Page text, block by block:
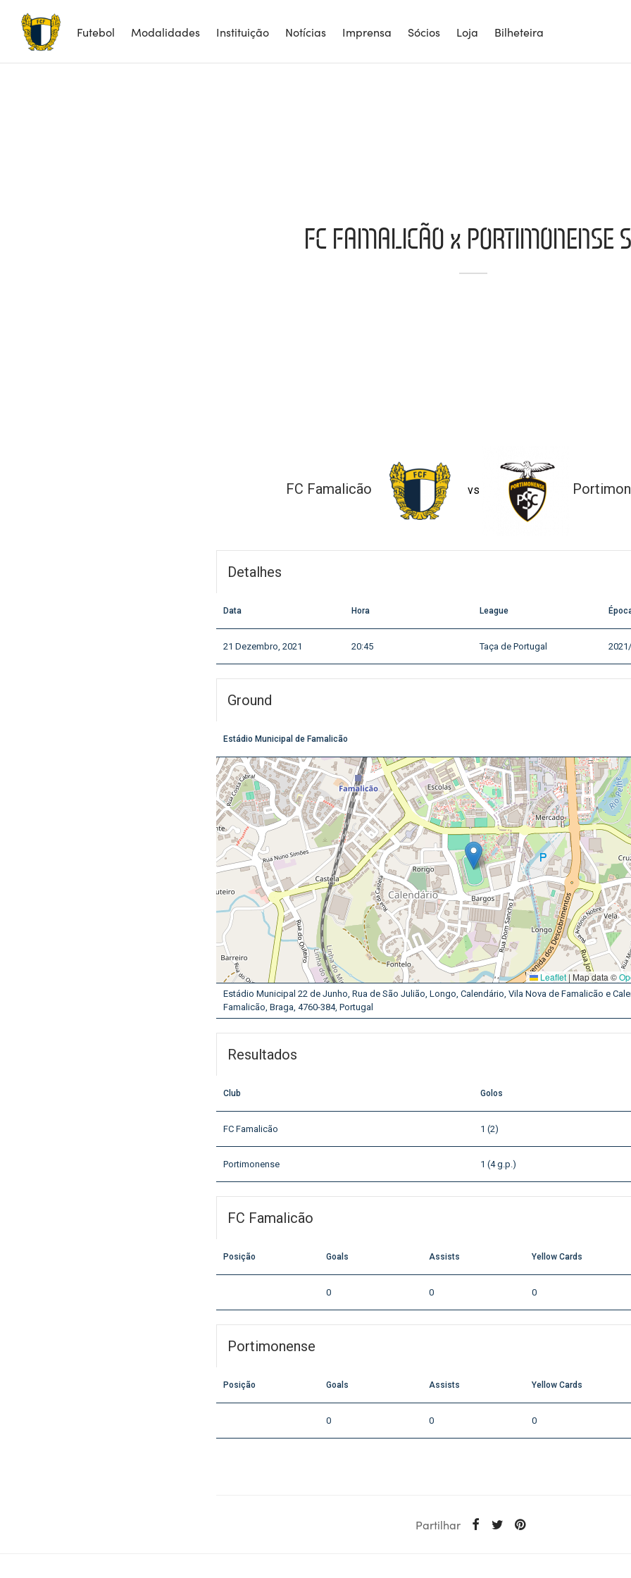
Futebol Modalidades Instituição Notícias Imprensa Sócios Loja Bilheteira
FC FAMALICÃO x PORTIMONENSE
FC Famalicão vs
Detalhes
Data Hora League
21 Dezembro, 2021 20:45 Taça de Portugal
Ground
Estádio Municipal de Famalicão
Leaflet | Map data ©
Estádio Municipal 22 de Junho, Rua de São Julião, Longo, Calendário, Vila Nova de Famalicão e
Famalicão, Braga, 4760-384, Portugal
Resultados
Club Golos
FC Famalicão 1 (2)
Portimonense 1 (4 g.p.)
FC Famalicão
Posição Goals Assists Yellow Cards
0 0 0
Portimonense
Posição Goals Assists Yellow Cards
0 0 0
Partilhar